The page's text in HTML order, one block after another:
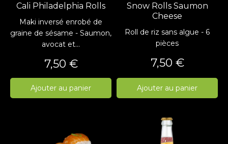
Cali Philadelphia Rolls
Maki inversé enrobé de
graine de sésame - Saumon,
avocat et...
Prix
7,50 €
Ajouter au panier
Snow Rolls Saumon
Cheese
Roll de riz sans algue - 6
pièces
Prix
7,50 €
Ajouter au panier